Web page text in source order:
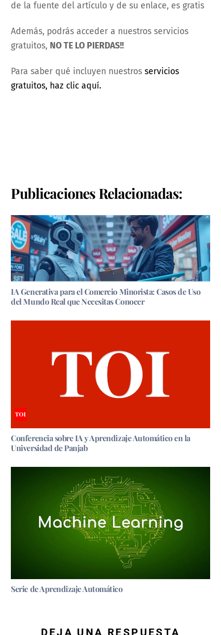
de la fuente del artículo y de su enlace, es gratis
Además, podrás acceder a nuestros servicios
gratuitos, NO TE LO PIERDAS!!
Para saber qué incluyen nuestrosservicios
gratuitos, haz clic aquí.
Publicaciones Relacionadas:
IA Generativa para el Comercio Minorista: Casos de Uso
del Mundo Real que Necesitas Conocer
Conferencia sobre IA y Aprendizaje Automático en la
Universidad de Panjab
Serie de Aprendizaje Automático
DEJA UNA RESPUESTA